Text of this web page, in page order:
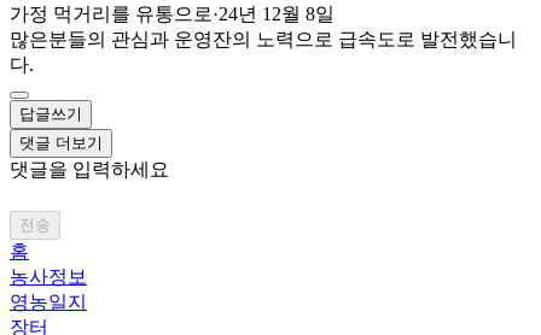
가정 먹거리를 유통으로·24년 12월 8일
많은분들의 관심과 운영잔의 노력으로 급속도로 발전했습니
다.
답글쓰기
댓글 더보기
댓글을 입력하세요
전송
홈
농사정보
영농일지
장터